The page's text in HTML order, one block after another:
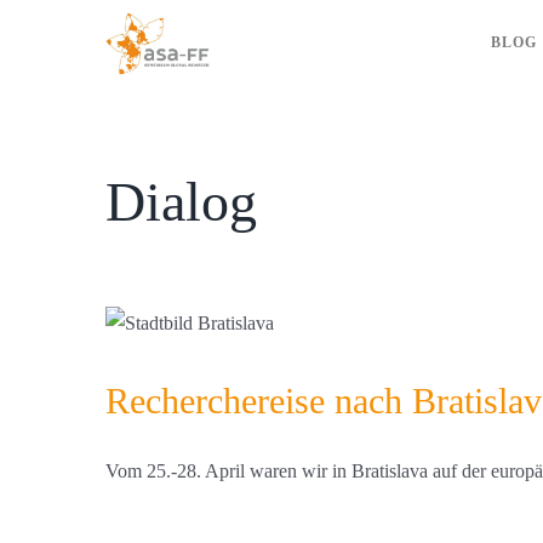
BLOG
Dialog
Recherchereise nach
Vom 25.-28. April waren wir in Bratislava auf der